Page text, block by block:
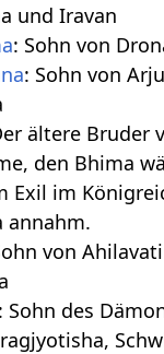
und Iravan
: Sohn von
: Sohn von
ältere Bruder
den Bhima
Exil im
annahm.
von
: Sohn des